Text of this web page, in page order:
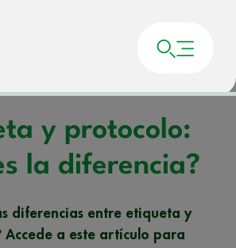
y protocolo:
la diferencia?
diferencias entre etiqueta y
Accede a este artículo para